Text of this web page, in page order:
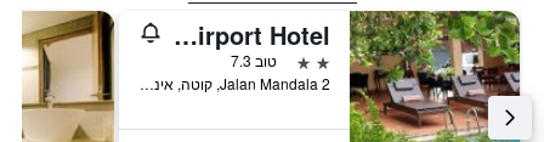
Balira Airport Hotel
2 כוכבים
טוב 7.3
Jalan Mandala 2, קוטה, אינדונזיה